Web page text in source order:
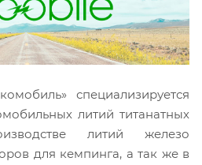
специализируется
литий титанатных
литий железо
для кемпинга, а так же в